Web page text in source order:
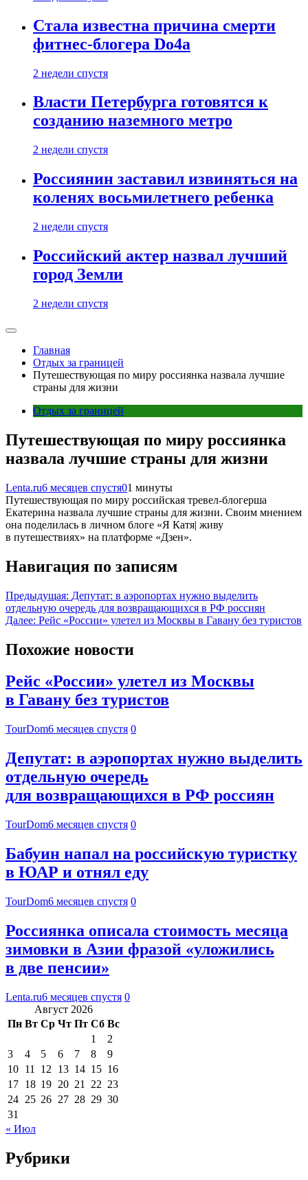
Стала известна причина смерти
фитнес-блогера Do4а
2 недели спустя
Власти Петербурга готовятся к
созданию наземного метро
2 недели спустя
Россиянин заставил извиняться на
коленях восьмилетнего ребенка
2 недели спустя
Российский актер назвал лучший
город Земли
2 недели спустя
Главная
Отдых за границей
Путешествующая по миру россиянка назвала лучшие
страны для жизни
Отдых за границей
Путешествующая по миру россиянка
назвала лучшие страны для жизни
Lenta.ru6 месяцев спустя01 минуты
Путешествующая по миру российская тревел-блогерша
Екатерина назвала лучшие страны для жизни. Своим мнением
она поделилась в личном блоге «Я Катя| живу
в путешествиях» на платформе «Дзен».
Навигация по записям
Предыдущая: Депутат: в аэропортах нужно выделить
отдельную очередь для возвращающихся в РФ россиян
Далее: Рейс «России» улетел из Москвы в Гавану без туристов
Похожие новости
Рейс «России» улетел из Москвы
в Гавану без туристов
TourDom6 месяцев спустя 0
Депутат: в аэропортах нужно выделить
отдельную очередь
для возвращающихся в РФ россиян
TourDom6 месяцев спустя 0
Бабуин напал на российскую туристку
в ЮАР и отнял еду
TourDom6 месяцев спустя 0
Россиянка описала стоимость месяца
зимовки в Азии фразой «уложились
в две пенсии»
Lenta.ru6 месяцев спустя 0
Август 2026
Пн Вт Ср Чт Пт Сб Вс
1
2
3
4 5 6 7 8
9
10 11 12 13 14 15 16
17 18 19 20 21 22 23
24 25 26 27 28 29 30
31
« Июл
Рубрики